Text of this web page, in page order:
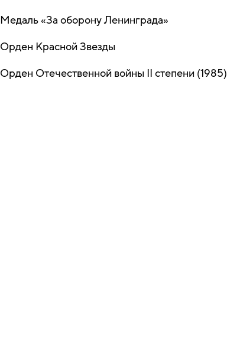
Медаль «За оборону Ленинграда»
Орден Красной Звезды
Орден Отечественной войны II степени (1985)